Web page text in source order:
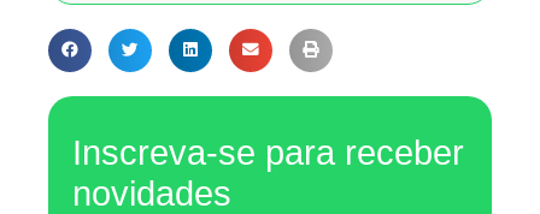
Inscreva-se para receber
novidades